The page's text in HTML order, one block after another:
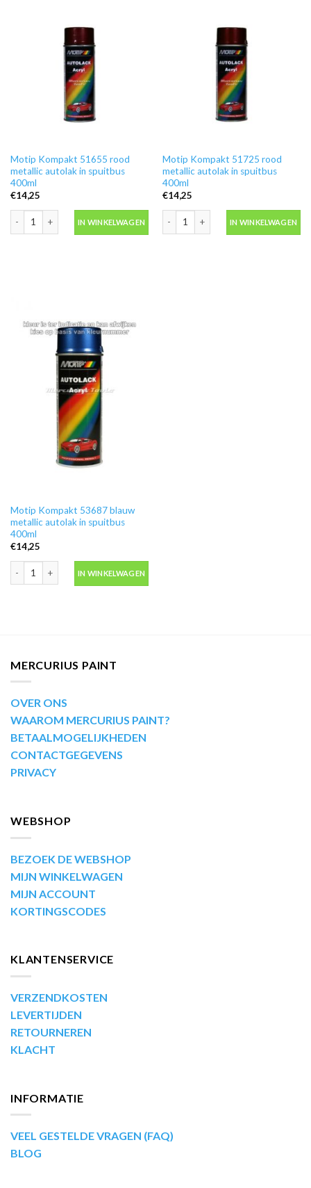
Motip Kompakt 51655 rood
metallic autolak in spuitbus
400ml
€14,25
Motip Kompakt 51655 rood metallic autolak in spuitbus 400ml aantal
IN WINKELWAGEN
Motip Kompakt 51725 rood
metallic autolak in spuitbus
400ml
€14,25
Motip Kompakt 51725 rood metallic
IN WINKELWAGEN
Motip Kompakt 53687 blauw
metallic autolak in spuitbus
400ml
€14,25
Motip Kompakt 53687 blauw metallic autolak in spuitbus 400ml aantal
IN WINKELWAGEN
MERCURIUS PAINT
OVER ONS
WAAROM MERCURIUS PAINT?
BETAALMOGELIJKHEDEN
CONTACTGEGEVENS
PRIVACY
WEBSHOP
BEZOEK DE WEBSHOP
MIJN WINKELWAGEN
MIJN ACCOUNT
KORTINGSCODES
KLANTENSERVICE
VERZENDKOSTEN
LEVERTIJDEN
RETOURNEREN
KLACHT
INFORMATIE
VEEL GESTELDE VRAGEN (FAQ)
BLOG